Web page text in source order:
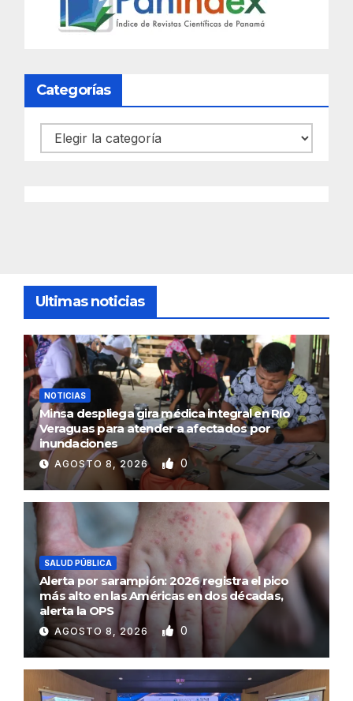
Categorías
Categorías
Ultimas noticias
NOTICIAS
Minsa despliega gira médica integral en Río
Veraguas para atender a afectados por
inundaciones
AGOSTO 8, 2026 0
SALUD PÚBLICA
Alerta por sarampión: 2026 registra el pico
más alto en las Américas en dos décadas,
alerta la OPS
AGOSTO 8, 2026 0